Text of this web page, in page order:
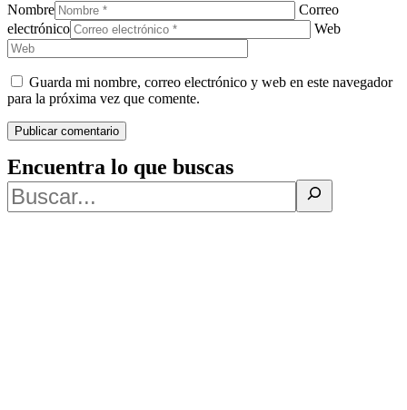
Nombre
Correo
electrónico
Web
Guarda mi nombre, correo electrónico y web en este navegador
para la próxima vez que comente.
Encuentra lo que buscas